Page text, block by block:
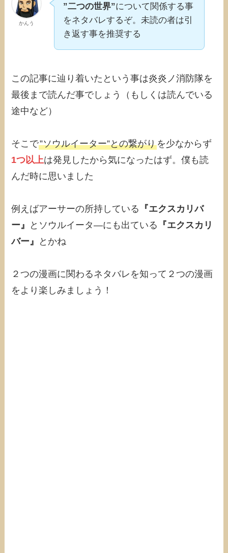
かんう
”二つの世界”について関係する事
をネタバレするぞ。未読の者は引
き返す事を推奨する
この記事に辿り着いたという事は炎炎ノ消防隊を
最後まで読んだ事でしょう（もしくは読んでいる
途中など）
そこで”ソウルイーター”との繋がりを少なからず
1つ以上は発見したから気になったはず。僕も読
んだ時に思いました
例えばアーサーの所持している
『エクスカリバ
ー』
とソウルイータ―にも出ている
『エクスカリ
バー』
とかね
２つの漫画に関わるネタバレを知って２つの漫画
をより楽しみましょう！